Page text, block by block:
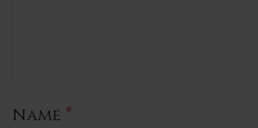
Name *